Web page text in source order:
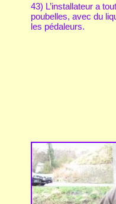
43) L’installateur a
poubelles, avec du
les pédaleurs.